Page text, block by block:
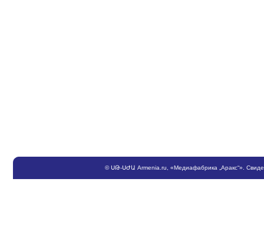
©ՍԹ-ՍԺԱ Armenia.ru , «Медиафабрика „Аракс“».